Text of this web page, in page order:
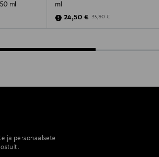
ml
ml
Discounted Price
24,50 € Original Price
33,90 €
ja personaalsete